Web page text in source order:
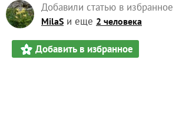
Добавили статью в избранное
MilaS и еще 2 человека
Добавить в избранное